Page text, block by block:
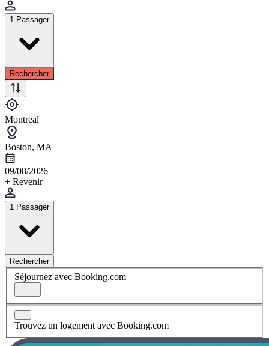
1 Passager
Rechercher
Montreal
Boston, MA
09/08/2026
+ Revenir
1 Passager
Rechercher
Séjournez avec Booking.com
Trouvez un logement avec Booking.com